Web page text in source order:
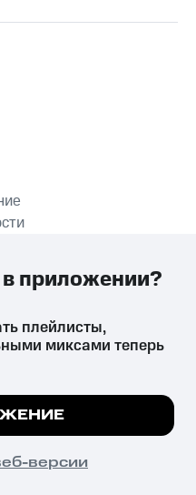
причиняет вред здоровью,
установленную
на сайте все
плейлисты,
миксами теперь
версии